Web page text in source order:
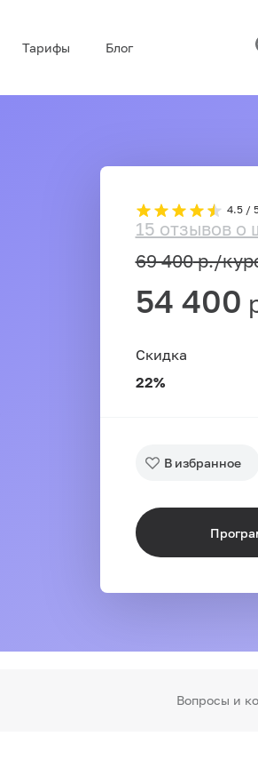
Тарифы Блог
4.5 /
15 отзывов о
69 400р./
54 400
Скидка
22%
В избранное
Вопросы и